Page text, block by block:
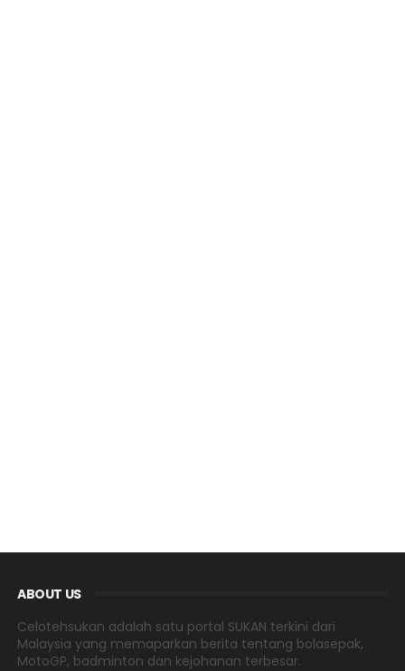
ABOUT US
Celotehsukan adalah satu portal SUKAN terkini dari
Malaysia yang memaparkan berita tentang bolasepak,
MotoGP, badminton dan kejohanan terbesar.